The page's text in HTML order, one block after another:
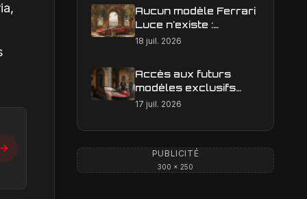
Aucun modèle Ferrari
Luce n'existe :
clarification sur les
18 juil. 2026
Accès aux futurs
modèles exclusifs
Ferrari : l'achat
est-il une réalité ?
17 juil. 2026
PUBLICITÉ
300 × 250